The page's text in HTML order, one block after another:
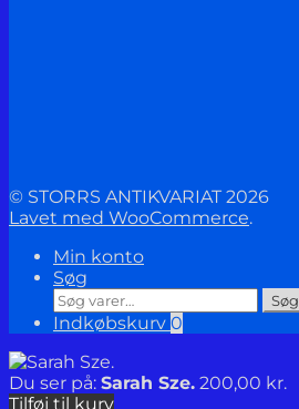
© STORRS ANTIKVARIAT 2026
Lavet med WooCommerce.
Min konto
Søg
Søg
efter:
Søg
Indkøbskurv 0
Du ser på: Sarah Sze. 200,00 kr.
Tilføj til kurv